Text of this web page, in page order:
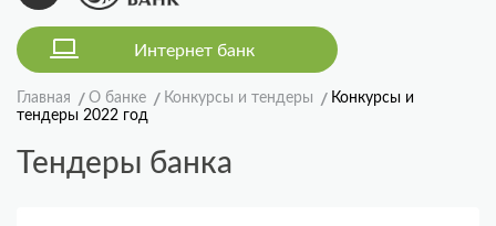
navigation
Интернет банк
Главная О банке Конкурсы и тендеры
Конкурсы и
тендеры 2022 год
Тендеры банка